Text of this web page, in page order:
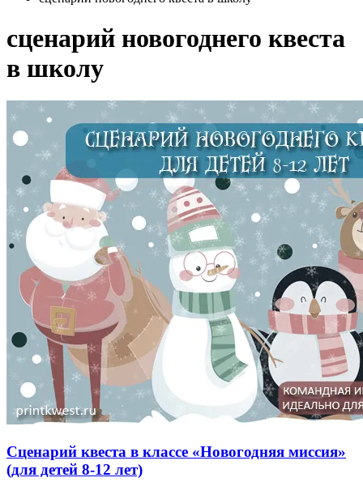
сценарий новогоднего квеста
в школу
Сценарий квеста в классе «Новогодняя миссия»
(для детей 8-12 лет)